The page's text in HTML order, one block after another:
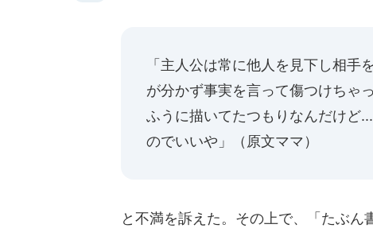
「主人公は常に他人を見下し相
が分かず事実を言って傷つけちゃ
ふうに描いてたつもりなんだけど
のでいいや」（原文ママ）
と不満を訴えた。その上で、「たぶ